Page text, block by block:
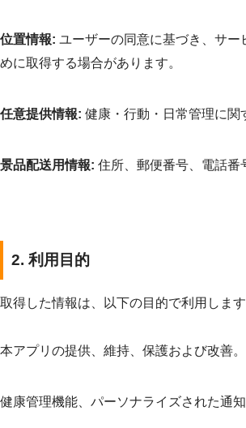
位置情報: ユーザーの同意に基づき、サー
めに取得する場合があります。
任意提供情報: 健康・行動・日常管理に関
景品配送用情報: 住所、郵便番号、電話番
2. 利用目的
取得した情報は、以下の目的で利用します
本アプリの提供、維持、保護および改善。
健康管理機能、パーソナライズされた通